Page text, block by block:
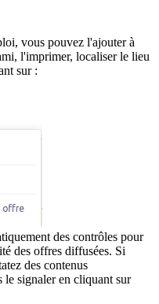
vous pouvez l'ajouter à
l'imprimer, localiser le lieu
sur :
des contrôles pour
des offres diffusées. Si
des contenus
le signaler en cliquant sur